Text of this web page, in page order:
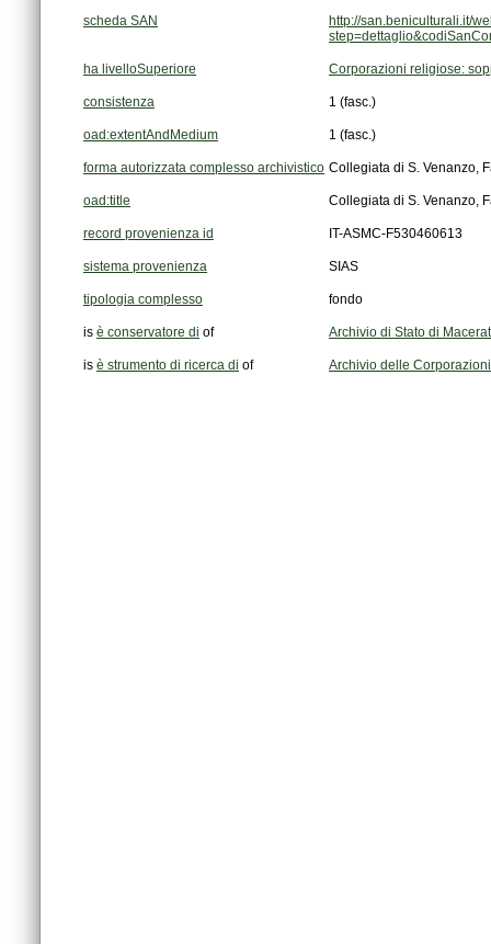
scheda SAN
ha livelloSuperiore Corporazioni religiose:
consistenza 1 (fasc.)
oad:extentAndMedium 1 (fasc.)
forma autorizzata complesso archivistico Collegiata di S. Venanzo,
oad:title Collegiata di S. Venanzo,
record provenienza id IT-ASMC-F530460613
sistema provenienza SIAS
tipologia complesso fondo
is è conservatore di of Archivio di Stato di
is è strumento di ricerca di of Archivio delle